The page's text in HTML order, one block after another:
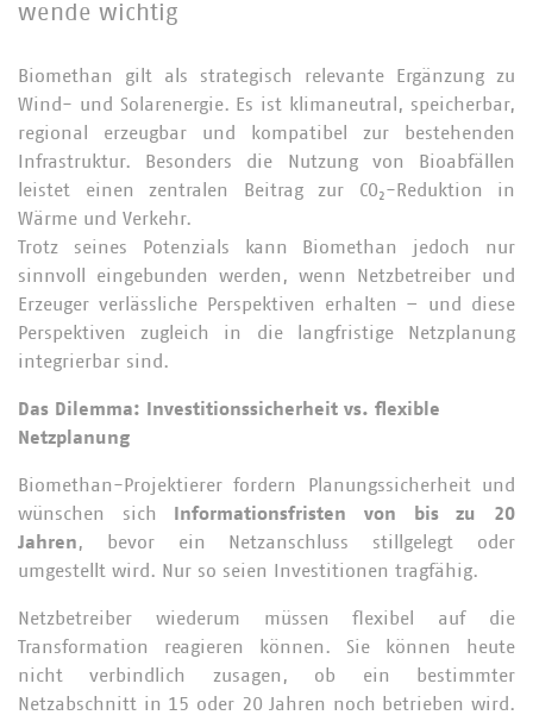
wende wichtig
Biomethan gilt als strategisch relevante Ergänzung zu
Wind- und Solarenergie. Es ist klimaneutral, speicherbar,
regional erzeugbar und kompatibel zur bestehenden
Infrastruktur. Besonders die Nutzung von Bioabfällen
leistet einen zentralen Beitrag zur CO₂-Reduktion in
Wärme und Verkehr.
Trotz seines Potenzials kann Biomethan jedoch nur
sinnvoll eingebunden werden, wenn Netzbetreiber und
Erzeuger verlässliche Perspektiven erhalten – und diese
Perspektiven zugleich in die langfristige Netzplanung
integrierbar sind.
Das Dilemma: Investitionssicherheit vs. flexible
Netzplanung
Biomethan-Projektierer fordern Planungssicherheit und
wünschen sich
Informationsfristen von bis zu 20
Jahren, bevor ein Netzanschluss stillgelegt oder
umgestellt wird. Nur so seien Investitionen tragfähig.
Netzbetreiber wiederum müssen flexibel auf die
Transformation reagieren können. Sie können heute
nicht verbindlich zusagen, ob ein bestimmter
Netzabschnitt in 15 oder 20 Jahren noch betrieben wird.